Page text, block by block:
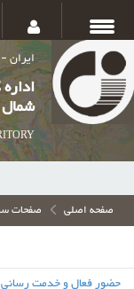
صفحه اصلی صفحات
حضور فعال و خدمت رسانی